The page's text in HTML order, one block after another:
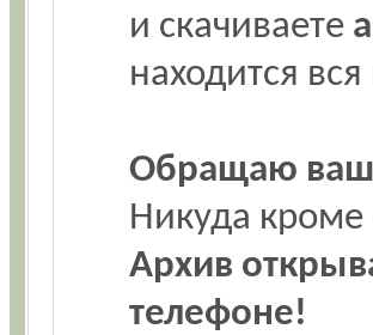
и скачиваете
находится
Обращаю
Никуда
Архив
телефоне!